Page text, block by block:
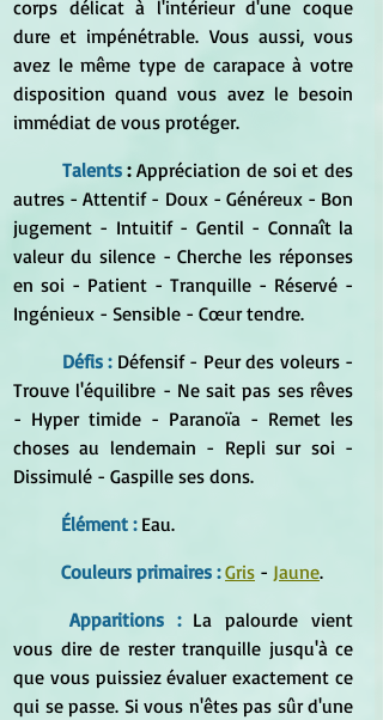
corps délicat à l'intérieur d'une coque
dure et impénétrable. Vous aussi, vous
avez le même type de carapace à votre
disposition quand vous avez le besoin
immédiat de vous protéger.
Talents : Appréciation de soi et des
autres - Attentif - Doux - Généreux - Bon
jugement - Intuitif - Gentil - Connaît la
valeur du silence - Cherche les réponses
en soi - Patient - Tranquille - Réservé -
Ingénieux - Sensible - Cœur tendre.
Défis : Défensif - Peur des voleurs -
Trouve l'équilibre - Ne sait pas ses rêves
- Hyper timide - Paranoïa - Remet les
choses au lendemain - Repli sur soi -
Dissimulé - Gaspille ses dons.
Élément : Eau.
Couleurs primaires : Gris - Jaune.
Apparitions : La palourde vient
vous dire de rester tranquille jusqu'à ce
que vous puissiez évaluer exactement ce
qui se passe. Si vous n'êtes pas sûr d'une